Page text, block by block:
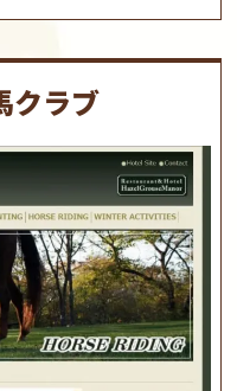
クラブ